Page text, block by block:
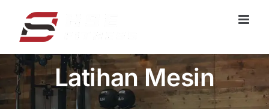
konten
Latihan Mesin